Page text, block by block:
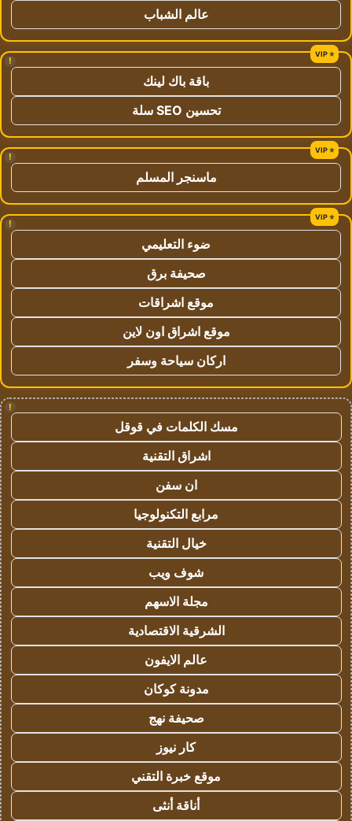
عالم الشباب
!
باقة باك لينك
تحسين SEO سلة
!
ماسنجر المسلم
!
ضوء التعليمي
صحيفة برق
موقع اشراقات
موقع اشراق اون لاين
اركان سياحة وسفر
!
مسك الكلمات في قوقل
اشراق التقنية
ان سفن
مرابع التكنولوجيا
خيال التقنية
شوف ويب
مجلة الاسهم
الشرقية الاقتصادية
عالم الايفون
مدونة كوكان
صحيفة نهج
كار نيوز
موقع خبرة التقني
أناقة أنثى